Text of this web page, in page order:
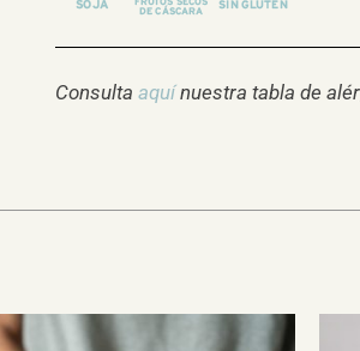
Consulta aquínuestra tabla de